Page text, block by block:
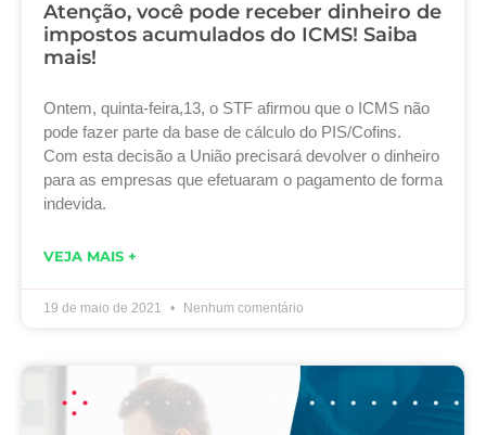
Atenção, você pode receber dinheiro de
impostos acumulados do ICMS! Saiba
mais!
Ontem, quinta-feira,13, o STF afirmou que o ICMS não
pode fazer parte da base de cálculo do PIS/Cofins.
Com esta decisão a União precisará devolver o dinheiro
para as empresas que efetuaram o pagamento de forma
indevida.
VEJA MAIS +
19 de maio de 2021 Nenhum comentário